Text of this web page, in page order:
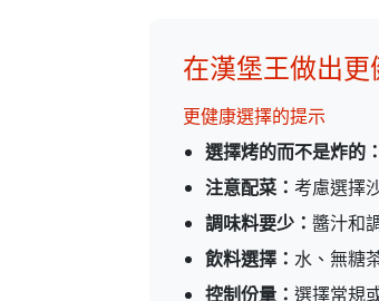
在漢堡王做出
更健康選擇的提示
選擇烤的而不是炸的：
注意配菜： 考慮選擇
調味料要少： 醬汁和
飲料選擇： 水、無糖
控制份量： 選擇常規